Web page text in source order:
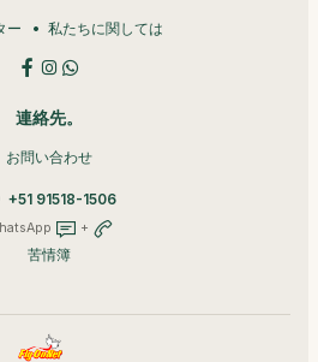
ー 私たちに関しては
連絡先。
お問い合わせ
+51 91518-1506
+
苦情簿